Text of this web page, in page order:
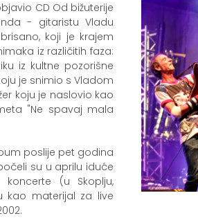
CD Od bižuterije
- gitaristu Vladu
koji je krajem
iz različitih faza:
iz kultne pozorišne
je snimio s Vladom
koju je naslovio kao
"Ne spavaj mala
poslije pet godina
su u aprilu iduće
(u Skoplju,
kao materijal za live